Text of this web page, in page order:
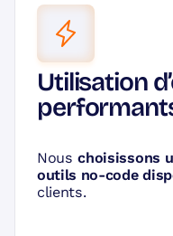
Utilisation
Nouschoisissons
outils no-code
clients.